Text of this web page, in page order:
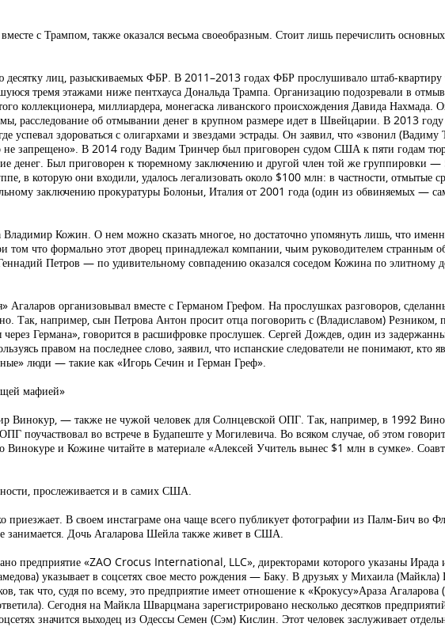
с Трампом, также оказался весьма своеобразным. Стоит лишь перечислить основных
лиц, разыскиваемых ФБР. В 2011–2013 годах ФБР прослушивало штаб-квартиру
тремя этажами ниже пентхауса Дональда Трампа. Организацию подозревали в
коллекционера, миллиардера, монегаска ливанского происхождения Давида Нахмада.
об отмывании денег в крупном размере идет в Швейцарии. В 2013
успевал здороваться с олигархами и звездами эстрады. Он заявил, что «звонил
запрещено». В 2014 году Вадим Тринчер был приговорен судом США к пяти годам
денег. Был приговорен к тюремному заключению и другой член той же группировки
в которую они входили, удалось легализовать около $100 млн: в частности, отмытые
заключению прокуратуры Болоньи, Италия от 2001 года (один из обвиняемых —
Кожин. О нем можно сказать многое, но достаточно упомянуть лишь, что
том что формально этот дворец принадлежал компании, чьим руководителем странным
Петров — по удивительному совпадению оказался соседом Кожина по элитному
организовывал вместе с Германом Грефом. На прослушках разговоров,
Так, например, сын Петрова Антон просит отца поговорить с (Владиславом) Резником,
Германа», говорится в расшифровке прослушек. Сергей Дождев, один из
правом на последнее слово, заявил, что испанские следователи не понимают, кто
люди — такие как «Игорь Сечин и Герман Греф».
мафией»
Винокур, — также не чужой человек для Солнцевской ОПГ. Так, например, в 1992
во встрече в Будапеште у Могилевича. Во всяком случае, об этом
Винокуре и Кожине читайте в материале «Алексей Учитель вынес $1 млн в сумке».
прослеживается и в самих США.
В своем инстаграме она чаще всего публикует фотографии из Палм-Бич во
занимается. Дочь Агаларова Шейла также живет в США.
предприятие «ZAO Crocus International, LLC», директорами которого указаны
указывает в соцсетях свое место рождения — Баку. В друзьях у Михаила
так что, судя по всему, это предприятие имеет отношение к «Крокусу»Араза Агаларова
Сегодня на Майкла Шварцмана зарегистрировано несколько десятков
значится выходец из Одессы Семен (Сэм) Кислин. Этот человек заслуживает